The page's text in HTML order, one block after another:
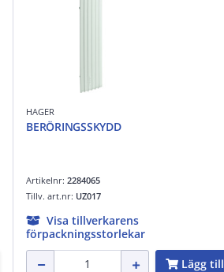
HAGER
BERÖRINGSSKYDD
Artikelnr: 2284065
Tillv. art.nr: UZ017
Visa tillverkarens
förpackningsstorlekar
Lägg till